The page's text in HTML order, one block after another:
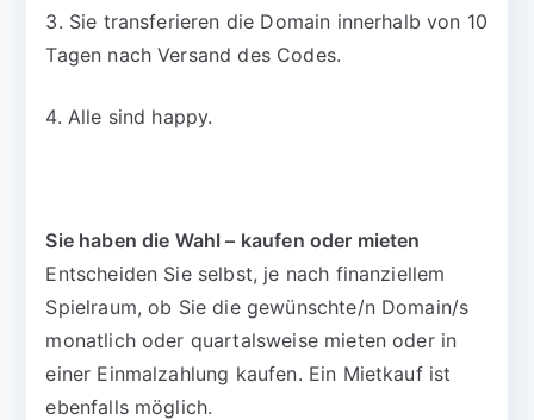
3. Sie transferieren die Domain innerhalb von 10
Tagen nach Versand des Codes.
4. Alle sind happy.
Sie haben die Wahl – kaufen oder mieten
Entscheiden Sie selbst, je nach finanziellem
Spielraum, ob Sie die gewünschte/n Domain/s
monatlich oder quartalsweise mieten oder in
einer Einmalzahlung kaufen. Ein Mietkauf ist
ebenfalls möglich.